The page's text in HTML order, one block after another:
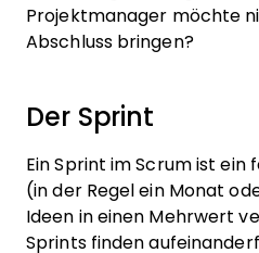
Projektmanager möchte
Abschluss bringen?
Der Sprint
Ein Sprint im Scrum ist
(in der Regel ein Monat
Ideen in einen Mehrwert
Sprints finden